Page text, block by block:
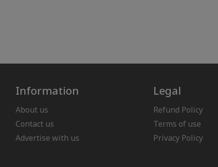
Information
About us
Contact us
Advertise with us
Legal
Refund Policy
Terms of use
Privacy Policy